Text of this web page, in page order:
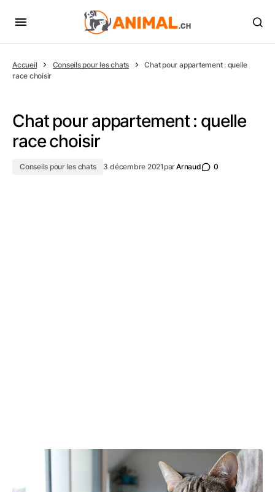
Accueil Conseils pour les chats
Chat pour appartement : quelle
race choisir
Chat pour appartement : quelle
race choisir
Conseils pour les chats 3 décembre 2021parArnaud 0